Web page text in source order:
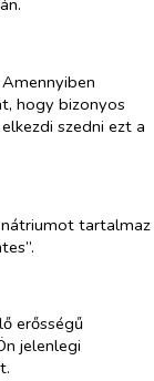
hogy bizonyos
szedni ezt a
tartalmaz
erősségű
jelenlegi